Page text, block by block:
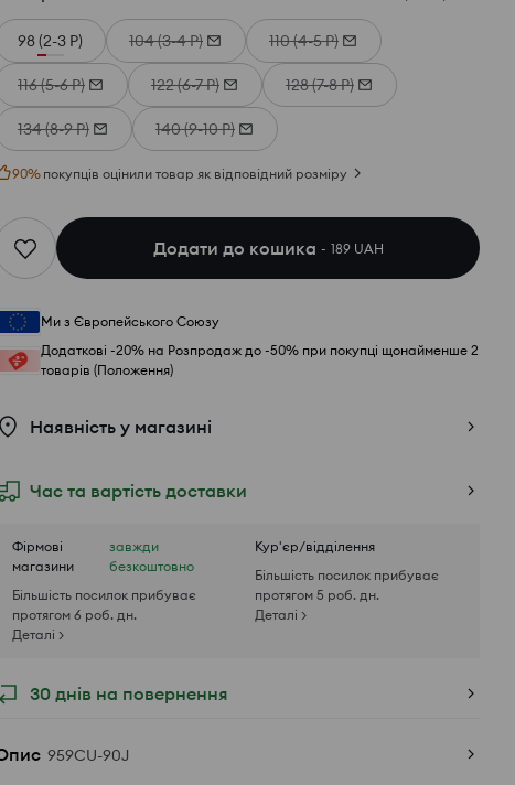
98 (2-3 Р) 104 (3-4 Р) 110 (4-5 Р)
116 (5-6 Р) 122 (6-7 Р) 128 (7-8 Р)
134 (8-9 Р) 140 (9-10 Р)
90% покупців оцінили товар як відповідний розміру
Додати до кошика 189 UAH
Ми з Європейського Союзу
Додаткові -20% на Розпродаж до -50% при покупці щонайменше 2
товарів (Положення)
Наявність у магазині
Час та вартість доставки
Фірмові
магазини
завжди
безкоштовно
Більшість посилок прибуває
протягом 6 роб. дн.
Деталі >
Кур'єр/відділення
Більшість посилок прибуває
протягом 5 роб. дн.
Деталі >
30 днів на повернення
959CU-90J